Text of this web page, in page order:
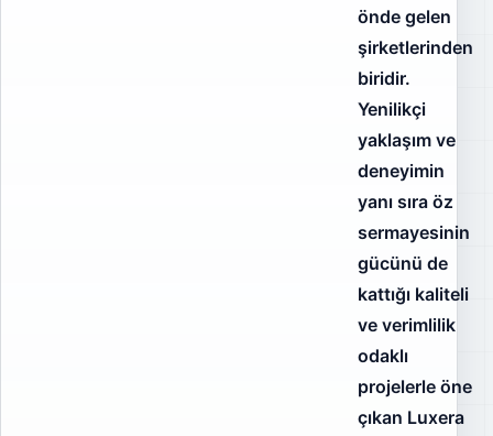
önde gelen
şirketlerinden
biridir.
Yenilikçi
yaklaşım ve
deneyimin
yanı sıra öz
sermayesinin
gücünü de
kattığı kaliteli
ve verimlilik
odaklı
projelerle öne
çıkan Luxera